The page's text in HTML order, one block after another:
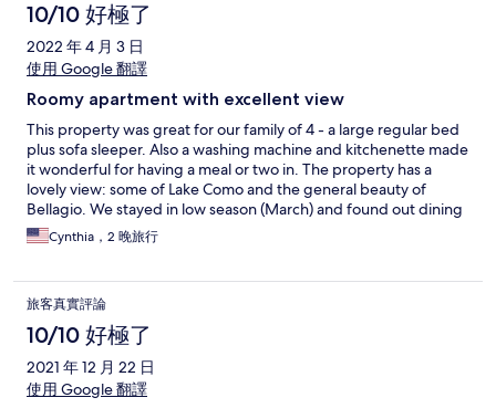
10/10 好極了
2022 年 4 月 3 日
使用 Google 翻譯
Roomy apartment with excellent view
This property was great for our family of 4 - a large regular bed
plus sofa sleeper. Also a washing machine and kitchenette made
it wonderful for having a meal or two in. The property has a
lovely view: some of Lake Como and the general beauty of
Bellagio. We stayed in low season (March) and found out dining
is really limited within walking distance (especially
Sundays/Mondays). I'd stay here again, but if you are looking to
you might consider elsewhere. We enjoyed a lot of walking and
would actually prefer this property if/when we return. The
gentleman who met us for checkin was helpful and responsive
(wifi initially not working and he came and fixed it quickly). This
felt a lot more like "local" Italy, rather than the touristy big hotels.
Cynthia，2 晚旅行
旅客真實評論
10/10 好極了
2021 年 12 月 22 日
使用 Google 翻譯